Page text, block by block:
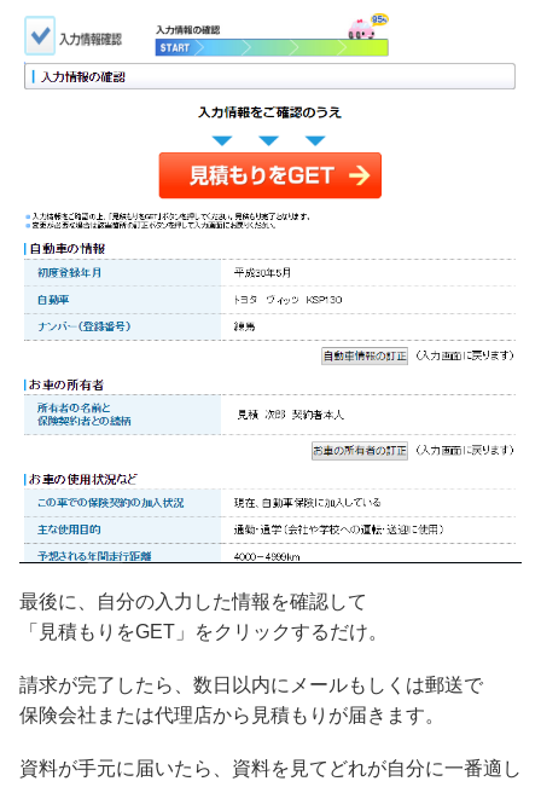
最後に、自分の入力した情報を確認して
「見積もりをGET」をクリックするだけ。
請求が完了したら、数日以内にメールもしくは郵送で
保険会社または代理店から見積もりが届きます。
資料が手元に届いたら、資料を見てどれが自分に一番適し